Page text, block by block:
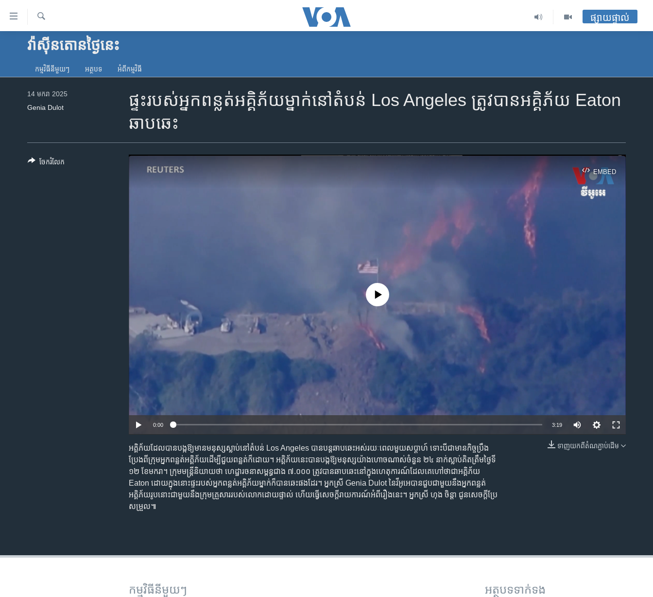
ទៅ​
គេហទំព័រ​
ទាក់ទង
និង​អាមេរិក
ទូរទស្សន៍ / វីដេអូ​
ស្វែង​
រក
ផ្សាយផ្ទាល់
វ៉ាស៊ីនតោន​ថ្ងៃ​នេះ
កម្មវិធី​នីមួយៗ អត្ថបទ​ អំពី​កម្មវិធី​
ផ្ទះរបស់អ្នកពន្លត់អគ្គិភ័យម្នាក់នៅតំបន់ Los Angeles ត្រូវបានអគ្គិភ័យ Eaton
ឆាបឆេះ
14 មករា 2025
Genia Dulot
EMBED
EMBED
No media source currently available
0:00 3:19
240p
ទាញ​យក​ពី​តំណភ្ជាប់​ដើម
អគ្គិភ័យ​ដែល​បាន​បង្ក​ឱ្យ​មាន​មនុស្ស​ស្លាប់​នៅ​តំបន់ Los Angeles បាន​បន្ដ​ឆាបឆេះ​អស់​រយៈពេល​មួយ​សប្ដាហ៍ ទោះ​បី​ជា​មាន​កិច្ចប្រឹង
ប្រែង​ពី​ក្រុម​អ្នក​ពន្លត់​អគ្គិភ័យ​ដើម្បី​ជួយ​ពន្លត់​ក៏​ដោយ។ អគ្គិភ័យ​នេះ​បាន​បង្ក​ឱ្យ​មនុស្ស​យ៉ាង​ហោច​ណាស់​ចំនួន ២៤ នាក់​ស្លាប់​គិត​ត្រឹម​ថ្ងៃទី
១២ ខែមករា។ ក្រុម​មន្ត្រី​និយាយ​ថា ហេដ្ឋារចនាសម្ពន្ធ​ជាង ៧.០០០ ត្រូវ​បាន​ឆាបឆេះ​នៅ​ក្នុង​ហេតុការណ៍​ដែល​គេ​ហៅ​ថា​ជា​អគ្គិភ័យ
Eaton ដោយ​ក្នុង​នោះ​ផ្ទះ​របស់​អ្នក​ពន្លត់​អគ្គិភ័យ​ម្នាក់​ក៏​បាន​ឆេះ​ផង​ដែរ។ អ្នកស្រី Genia Dulot នៃ​វីអូអេ​បាន​ជួប​ជាមួយ​នឹង​អ្នក​ពន្លត់​
អគ្គិភ័យ​រូប​នោះ​ជាមួយ​នឹង​ក្រុម​គ្រួសារ​របស់​លោក​ដោយ​ផ្ទាល់ ហើយ​ធ្វើ​សេចក្ដីរាយការណ៍​អំពី​រឿង​នេះ។ អ្នកស្រី ហុង ចិន្តា ជូន​សេចក្ដី​ប្រែ
សម្រួល៕
ចែករំលែក
អត្ថបទ​ទាក់ទង
កម្មវិធី​នីមួយៗ